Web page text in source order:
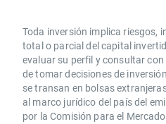
Toda inversión implica riesgos,
total o parcial del capital
evaluar su perfil y consultar
de tomar decisiones de
se transan en bolsas
al marco jurídico del país del
por la Comisión para el